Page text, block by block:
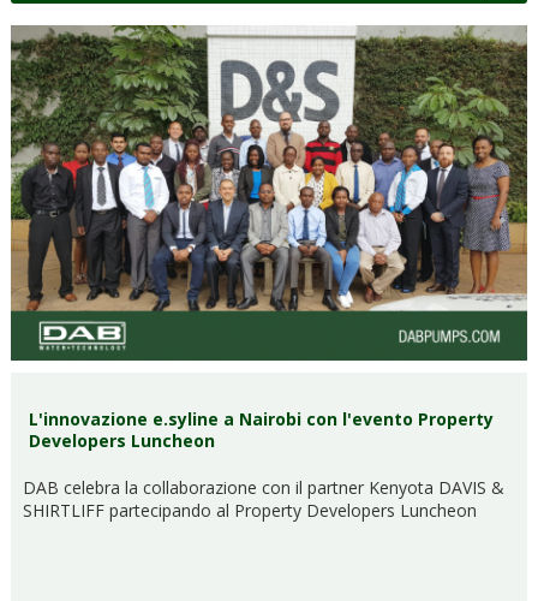
L'innovazione e.syline a Nairobi con l'evento Property
Developers Luncheon
DAB celebra la collaborazione con il partner Kenyota DAVIS &
SHIRTLIFF partecipando al Property Developers Luncheon